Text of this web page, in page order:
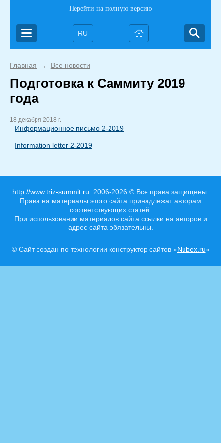
Перейти на полную версию
RU
Главная → Все новости
Подготовка к Саммиту 2019
года
18 декабря 2018 г.
Информационное письмо 2-2019
Information letter 2-2019
http://www.triz-summit.ru 2006-2026 © Все права защищены.
Права на материалы этого сайта принадлежат авторам
соответствующих статей.
При использовании материалов сайта ссылки на авторов и
адрес сайта обязательны.
© Сайт создан по технологии конструктор сайтов «Nubex.ru»